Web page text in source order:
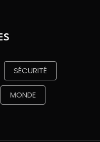
SÉCURITÉ
MONDE